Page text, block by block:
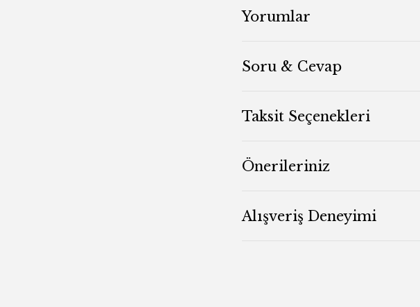
Yorumlar
Soru & Cevap
Taksit Seçenekleri
Önerileriniz
Alışveriş Deneyimi